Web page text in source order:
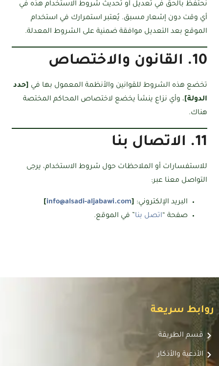
نحتفظ بالحق في تعديل أو تحديث شروط الاستخدام هذه في
أي وقت دون إشعار مسبق. يُعتبر استمرارك في استخدام
الموقع بعد التعديل موافقة ضمنية على الشروط المعدلة.
10. القانون والاختصاص
تخضع هذه الشروط للقوانين والأنظمة المعمول بها في [حدد
الدولة] ، وأي نزاع ينشأ يخضع لاختصاص المحاكم المختصة
هناك.
11. الاتصال بنا
للاستفسارات أو الملاحظات حول شروط الاستخدام، يرجى
التواصل معنا عبر:
البريد الإلكتروني: [
info@alsadi-aljabawi.com
]
صفحة “اتصل بنا” في الموقع.
روابط سريعة
قسم الطريقة
الأدعية والأذكار